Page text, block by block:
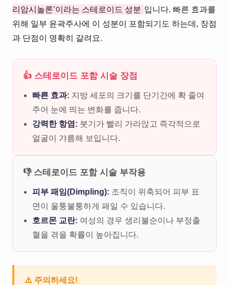
리암시놀론’이라는 스테로이드 성분 입니다. 빠른 효과를
위해 일부 윤곽주사에 이 성분이 포함되기도 하는데, 장점
과 단점이 명확히 갈려요.
👍 스테로이드 포함 시술 장점
빠른 효과: 지방 세포의 크기를 단기간에 확 줄여
주어 눈에 띄는 변화를 줍니다.
강력한 항염: 붓기가 빨리 가라앉고 즉각적으로
얼굴이 갸름해 보입니다.
👎 스테로이드 포함 시술 부작용
피부 패임(Dimpling): 조직이 위축되어 피부 표
면이 울퉁불퉁하게 패일 수 있습니다.
호르몬 교란: 여성의 경우 생리불순이나 부정출
혈을 겪을 확률이 높아집니다.
⚠️ 주의하세요!